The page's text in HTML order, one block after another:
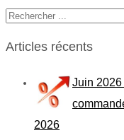
Articles récents
Juin 2026
2026